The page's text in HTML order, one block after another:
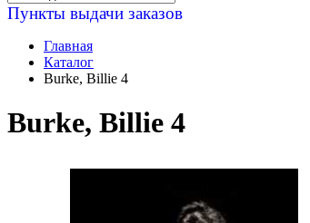
Пункты выдачи заказов
Главная
Каталог
Burke, Billie 4
Burke, Billie 4